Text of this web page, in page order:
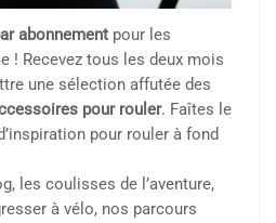
abonnement pour les
! Recevez tous les deux mois
une sélection affutée des
pour rouler. Faîtes le
pour rouler à fond
les coulisses de l’aventure,
à vélo, nos parcours